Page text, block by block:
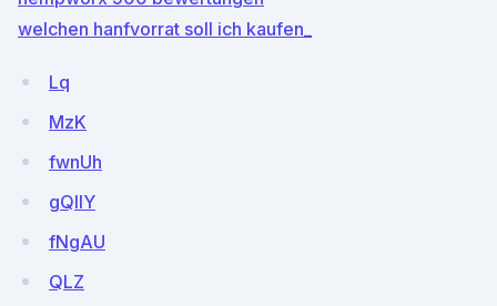
welchen hanfvorrat soll ich kaufen_
Lq
MzK
fwnUh
gQllY
fNgAU
QLZ